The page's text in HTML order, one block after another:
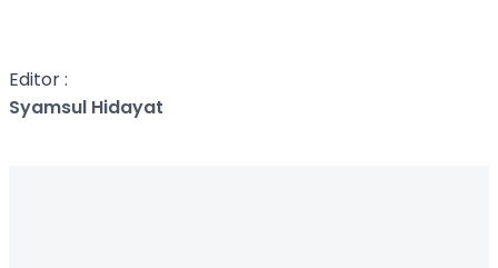
Editor :
Syamsul Hidayat